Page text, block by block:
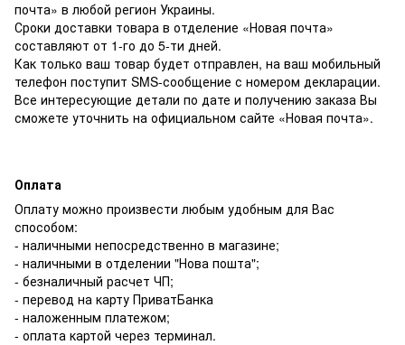
почта» в любой регион Украины.
Сроки доставки товара в отделение «Новая почта»
составляют от 1-го до 5-ти дней.
Как только ваш товар будет отправлен, на ваш мобильный
телефон поступит SMS-сообщение с номером декларации.
Все интересующие детали по дате и получению заказа Вы
сможете уточнить на официальном сайте «Новая почта».
Оплата
Оплату можно произвести любым удобным для Вас
способом:
- наличными непосредственно в магазине;
- наличными в отделении "Нова пошта";
- безналичный расчет ЧП;
- перевод на карту ПриватБанка
- наложенным платежом;
- оплата картой через терминал.